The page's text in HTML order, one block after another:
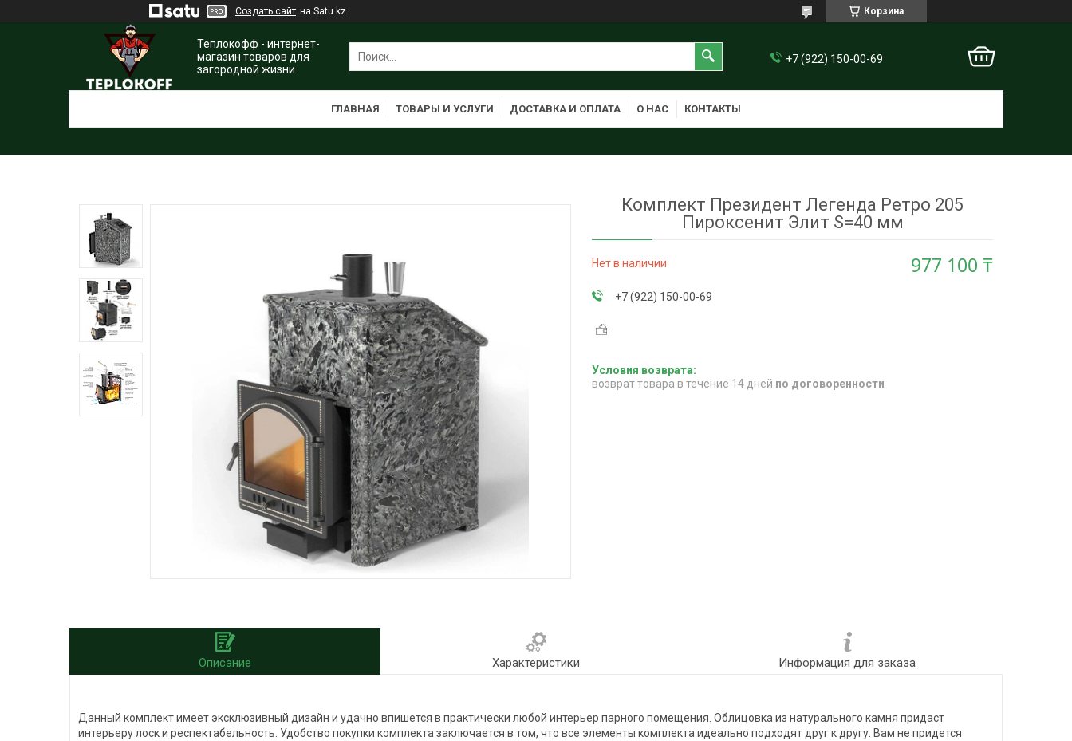
Создать сайт на Satu.kz Корзина
Теплокофф - интернет-
магазин товаров для
загородной жизни
+7 (922) 150-00-69
ГЛАВНАЯ ТОВАРЫ И УСЛУГИ ДОСТАВКА И ОПЛАТА О НАС КОНТАКТЫ
Комплект Президент Легенда Ретро 205
Пироксенит Элит S=40 мм
Нет в наличии 977 100 ₸
+7 (922) 150-00-69
возврат товара в течение 14 дней по договоренности
Описание Характеристики Информация для заказа
Данный комплект имеет эксклюзивный дизайн и удачно впишется в практически любой интерьер парного помещения. Облицовка из натурального камня придаст
интерьеру лоск и респектабельность. Удобство покупки комплекта заключается в том, что все элементы комплекта идеально подходят друг к другу. Вам не придется